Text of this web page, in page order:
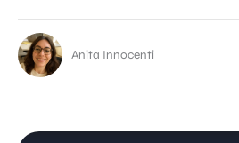
Anita Innocenti